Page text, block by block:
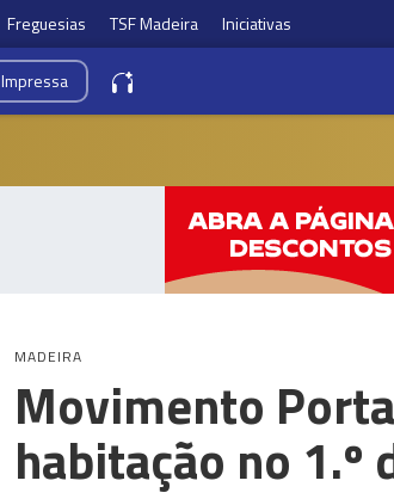
Freguesias TSF Madeira Iniciativas
Impressa
MADEIRA
Movimento
habitação no 1.º